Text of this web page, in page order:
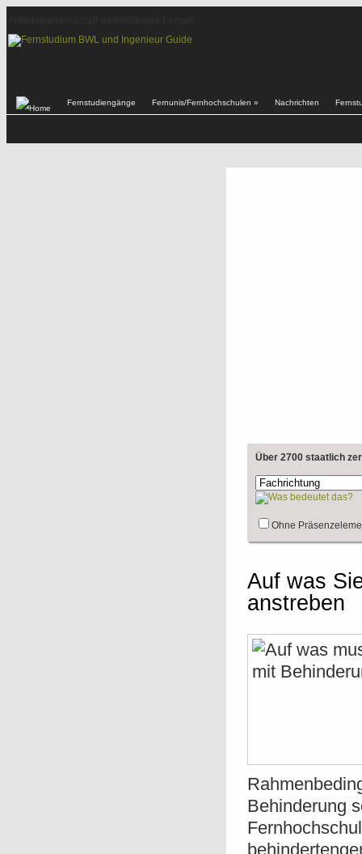
Fernstudiengänge Fernunis/Fernhochschulen » Nachrichten
Über 2700 staatlich
Ohne
Auf was
anstreben
Behinderung